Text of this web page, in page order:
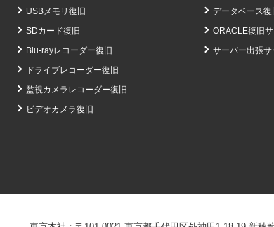
USBメモリ復旧
SDカード復旧
Blu-rayレコーダー復旧
ドライブレコーダー復旧
監視カメラレコーダー復旧
ビデオカメラ復旧
データベース復
ORACLE復旧
サーバー出張サ